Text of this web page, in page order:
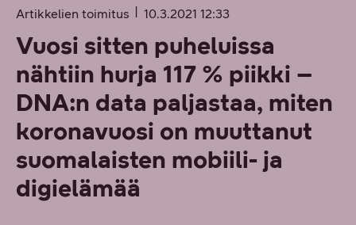
Artikkelien toimitus 10.3.2021 12:33
Vuosi sitten puheluissa
nähtiin hurja 117 % piikki –
DNA:n data paljastaa, miten
koronavuosi on muuttanut
suomalaisten mobiili- ja
digielämää